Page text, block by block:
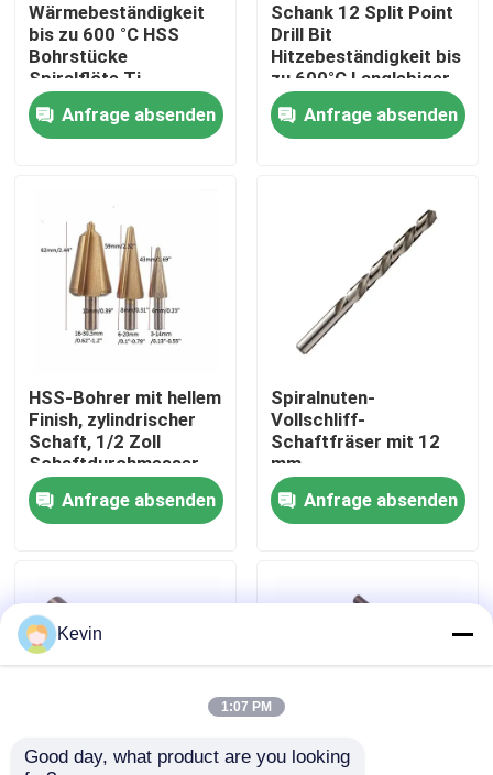
Haus
Produkte
Über uns
Fabrik-Ausflug
Qualitätskontrolle
Treten Sie mit uns in Verbindung
Fordern Sie ein Zitat
Höhenflossenstations-Bohrer
Steinbohrer
Wärmebeständigkeit
bis zu 600 °C HSS
Bohrstücke
Spiralflöte Ti-
beschichtete
Oberflächenbohrwerkzeuge
geeignet für
Anfrage absenden
Schank 12 Split Point
Drill Bit
Hitzebeständigkeit bis
zu 600°C Langlebiger
Bau für langlebige
industrielle
Anwendungen
Anfrage absenden
HSS-Bohrer mit hellem
Finish, zylindrischer
Schaft, 1/2 Zoll
Schaftdurchmesser,
Schnellarbeitsstahl,
Zubehör zum Bohren
von Metall, Holz und
Anfrage absenden
Spiralnuten-
Vollschliff-
Schaftfräser mit 12
mm
Schaftdurchmesser,
geeignet für
industrielle
Anfrage absenden
Kevin
1:07 PM
Good day, what product are you looking